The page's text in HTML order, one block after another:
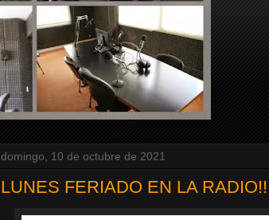
domingo, 10 de octubre de 2021
LUNES FERIADO EN LA